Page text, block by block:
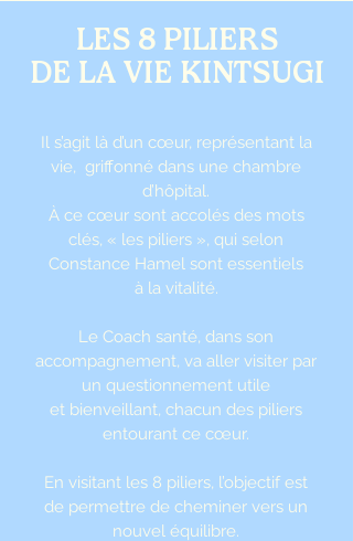
LES 8 PILIERS
DE LA VIE KINTSUGI
Il s’agit là d’un cœur, représentant la
vie, griffonné dans une chambre
d’hôpital.
À ce cœur sont accolés des mots
clés, « les piliers », qui selon
Constance Hamel sont essentiels
à la vitalité.
Le Coach santé, dans son
accompagnement, va aller visiter par
un questionnement utile
et bienveillant, chacun des piliers
entourant ce cœur.
En visitant les 8 piliers, l’objectif est
de permettre de cheminer vers un
nouvel équilibre.